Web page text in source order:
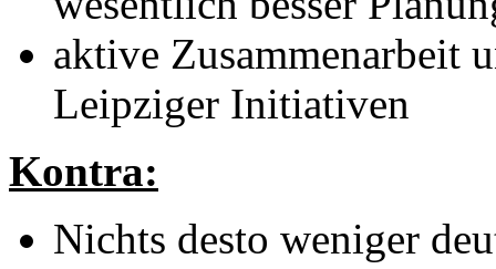
aktive Zusammenarbeit
Leipziger Initiativen
Kontra:
Nichts desto weniger